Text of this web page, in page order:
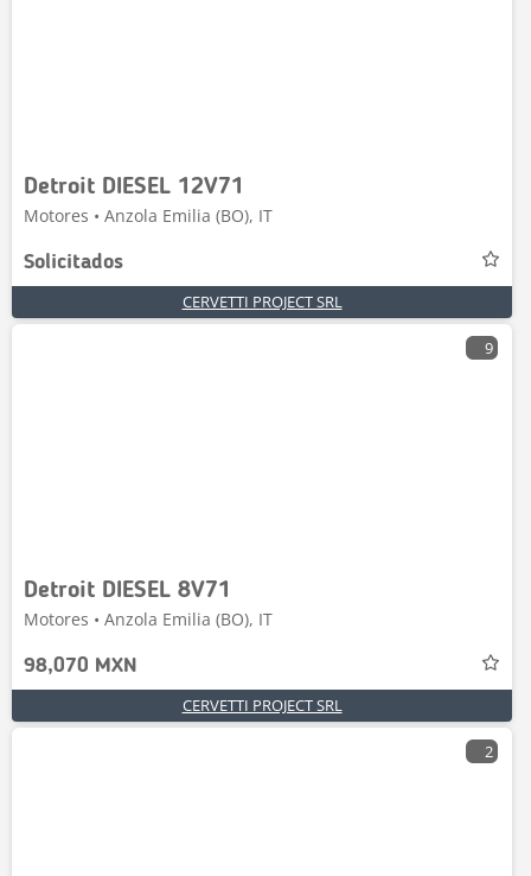
Detroit DIESEL 12V71
Motores • Anzola Emilia (BO), IT
Solicitados
CERVETTI PROJECT SRL
9
Detroit DIESEL 8V71
Motores • Anzola Emilia (BO), IT
98,070 MXN
CERVETTI PROJECT SRL
2